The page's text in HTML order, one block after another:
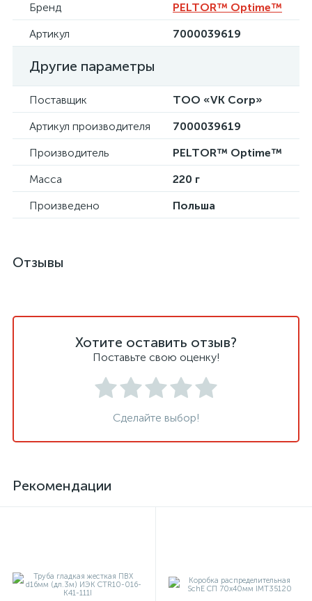
Бренд
PELTOR™ Optime™
Артикул
7000039619
Другие параметры
Поставщик
ТОО «VK Corp»
Артикул производителя
7000039619
Производитель
PELTOR™ Optime™
Масса
220 г
Произведено
Польша
Отзывы
Хотите оставить отзыв?
Поставьте свою оценку!
Сделайте выбор!
Рекомендации